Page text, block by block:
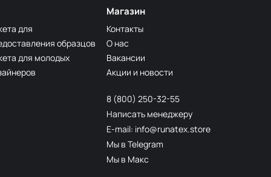
для
образцов
для молодых
Магазин
Контакты
О нас
Вакансии
Акции и новости
8 (800) 250-32-55
Написать менеджеру
E-mail: info@runatex.store
Мы в Telegram
Мы в Макс